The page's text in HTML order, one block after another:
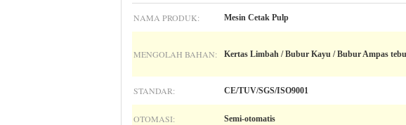
NAMA PRODUK: Mesin Cetak Pulp
MENGOLAH BAHAN: Kertas Limbah / Bubur Kayu / Bubur Ampas
STANDAR: CE/TUV/SGS/ISO9001
OTOMASI: Semi-otomatis